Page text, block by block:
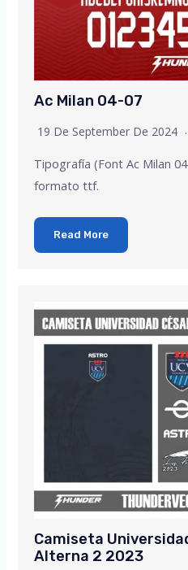
Ac Milan 04-07
19 De September De 2024
Tipografía (Font Ac Milan
formato ttf.
Read More
Camiseta
Alterna 2 2023